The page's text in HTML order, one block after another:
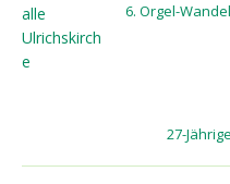
6. Orgel-
27-